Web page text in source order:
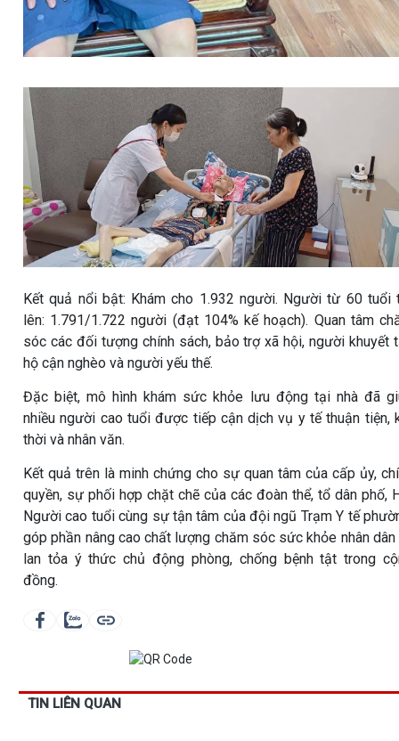
Kết quả nổi bật: Khám cho 1.932 người. Người từ 60 tuổi
lên: 1.791/1.722 người (đạt 104% kế hoạch). Quan tâm
sóc các đối tượng chính sách, bảo trợ xã hội, người khuyết
hộ cận nghèo và người yếu thế.
Đặc biệt, mô hình khám sức khỏe lưu động tại nhà đã
nhiều người cao tuổi được tiếp cận dịch vụ y tế thuận tiện,
thời và nhân văn.
Kết quả trên là minh chứng cho sự quan tâm của cấp ủy,
quyền, sự phối hợp chặt chẽ của các đoàn thể, tổ dân phố,
Người cao tuổi cùng sự tận tâm của đội ngũ Trạm Y tế
góp phần nâng cao chất lượng chăm sóc sức khỏe nhân dân
lan tỏa ý thức chủ động phòng, chống bệnh tật trong
đồng.
TIN LIÊN QUAN